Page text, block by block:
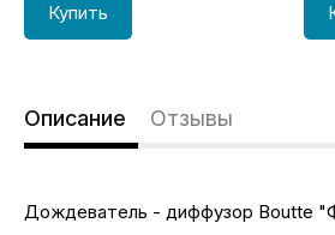
Купить
Описание Отзывы
Дождеватель - диффузор Boutte